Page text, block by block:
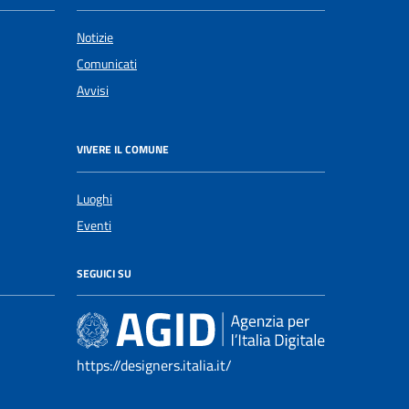
Notizie
Comunicati
Avvisi
VIVERE IL COMUNE
Luoghi
Eventi
SEGUICI SU
https://designers.italia.it/